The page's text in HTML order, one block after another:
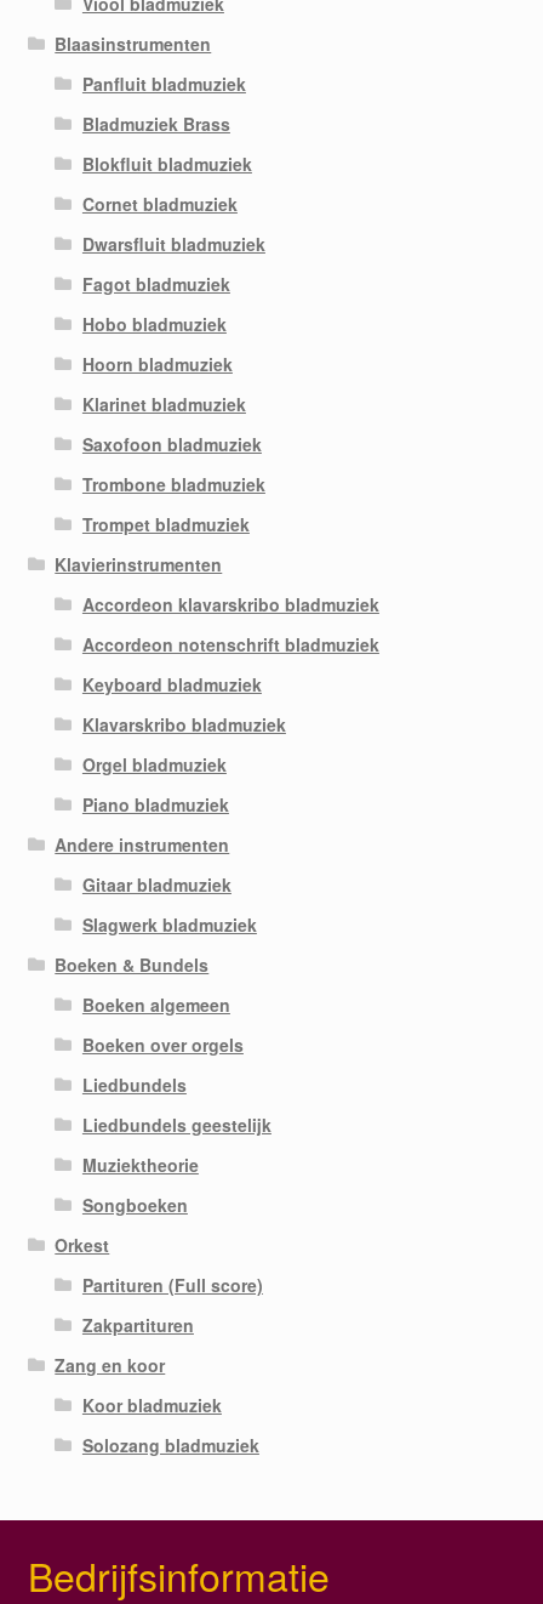
Blaasinstrumenten
Panfluit bladmuziek
Bladmuziek Brass
Blokfluit bladmuziek
Cornet bladmuziek
Dwarsfluit bladmuziek
Fagot bladmuziek
Hobo bladmuziek
Hoorn bladmuziek
Klarinet bladmuziek
Saxofoon bladmuziek
Trombone bladmuziek
Trompet bladmuziek
Klavierinstrumenten
Accordeon klavarskribo bladmuziek
Accordeon notenschrift bladmuziek
Keyboard bladmuziek
Klavarskribo bladmuziek
Orgel bladmuziek
Piano bladmuziek
Andere instrumenten
Gitaar bladmuziek
Slagwerk bladmuziek
Boeken & Bundels
Boeken algemeen
Boeken over orgels
Liedbundels
Liedbundels geestelijk
Muziektheorie
Songboeken
Orkest
Partituren (Full score)
Zakpartituren
Zang en koor
Koor bladmuziek
Solozang bladmuziek
Bedrijfsinformatie